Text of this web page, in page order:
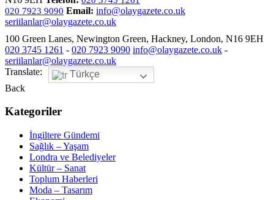
020 7923 9090 Email: info@olaygazete.co.uk
seriilanlar@olaygazete.co.uk
100 Green Lanes, Newington Green, Hackney, London, N16 9EH
020 3745 1261 - 020 7923 9090 info@olaygazete.co.uk -
seriilanlar@olaygazete.co.uk
Translate:
Türkçe
Back
Kategoriler
İngiltere Gündemi
Sağlık – Yaşam
Londra ve Belediyeler
Kültür – Sanat
Toplum Haberleri
Moda – Tasarım